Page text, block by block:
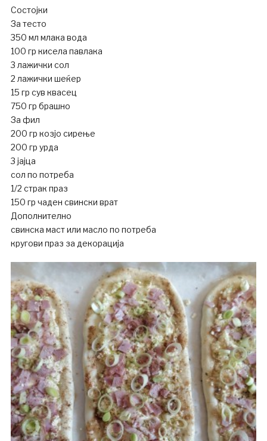
Состојки
За тесто
350 мл млака вода
100 гр кисела павлака
3 лажички сол
2 лажички шеќер
15 гр сув квасец
750 гр брашно
За фил
200 гр козјо сирење
200 гр урда
3 јајца
сол по потреба
1/2 страк праз
150 гр чаден свински врат
Дополнително
свинска маст или масло по потреба
кругови праз за декорација